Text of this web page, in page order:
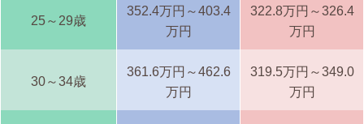
25～29歳
352.4万円～403.4
万円
322.8万円～326.4
万円
30～34歳
361.6万円～462.6
万円
319.5万円～349.0
万円